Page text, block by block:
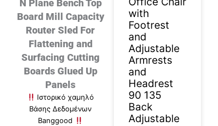
N Plane Bench Top
Board Mill Capacity
Router Sled For
Flattening and
Surfacing Cutting
Boards Glued Up
Panels
Ιστορικό χαμηλό
Βάσης Δεδομένων
Banggood
with
Footrest
and
Adjustable
Armrests
and
Headrest
90 135
Back
Adjustable